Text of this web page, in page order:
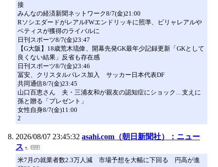
接
みんなの経済新聞ネットワーク8/7(金)21:00
RソシエダードがレアルFWエンドリッキに照準、ビリャレアルや
ベティスが獲得のライバルに
日刊スポーツ8/7(金)23:47
【G大阪】18歳荒木琉偉、開幕先発GK最年少記録更新「GKとして
良くない結果」反省も存在感
日刊スポーツ8/7(金)23:46
冨安、クリスタルパレス加入 サッカー日本代表DF
共同通信8/7(金)23:45
山口百恵さん 夫・三浦友和が親友の認知症にショック…支えに
孫と贈る「プレゼント」
女性自身8/7(金)11:00
2
2026/08/07 23:45:32 asahi.com（朝日新聞社）：ニュー
ス
米7月の就業者数2.3万人減 市場予想を大幅に下回る 円高が進